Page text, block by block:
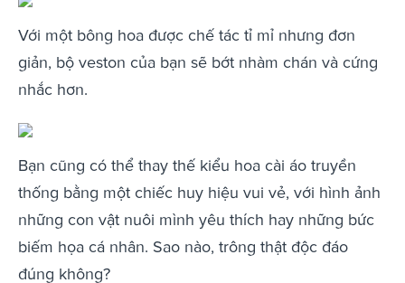
Với một bông hoa được chế tác tỉ mỉ nhưng đơn
giản, bộ veston của bạn sẽ bớt nhàm chán và cứng
nhắc hơn.
Bạn cũng có thể thay thế kiểu hoa cài áo truyền
thống bằng một chiếc huy hiệu vui vẻ, với hình ảnh
những con vật nuôi mình yêu thích hay những bức
biếm họa cá nhân. Sao nào, trông thật độc đáo
đúng không?